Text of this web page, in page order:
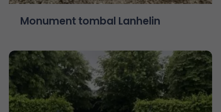
Monument tombal Lanhelin